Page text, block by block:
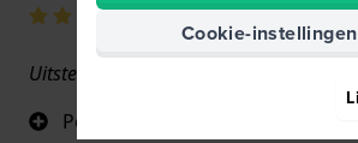
Uitstekende service, snel en goede prijs
Perfect
Cookie-instellingen